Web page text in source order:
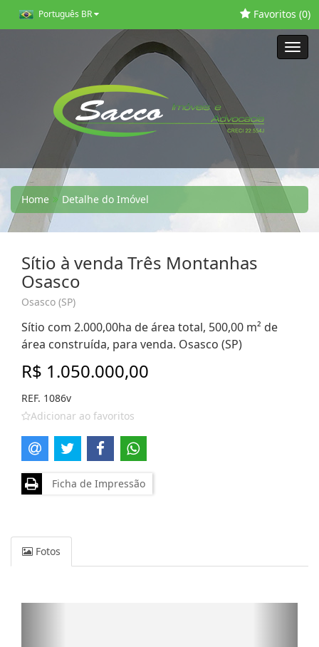
Português BR Favoritos (0)
Home Detalhe do Imóvel
Sítio à venda Três Montanhas
Osasco
Osasco (SP)
Sítio com 2.000,00ha de área total, 500,00 m² de
área construída, para venda. Osasco (SP)
R$ 1.050.000,00
REF. 1086v
Adicionar ao favoritos
Ficha de Impressão
Fotos